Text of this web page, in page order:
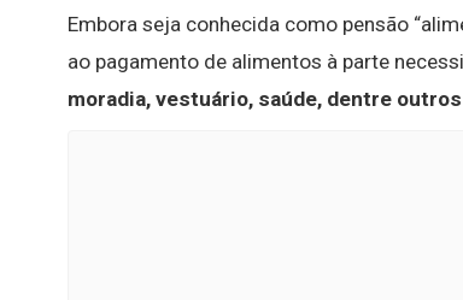
Embora seja conhecida como pensão
ao pagamento de alimentos à parte
moradia, vestuário, saúde, dentre